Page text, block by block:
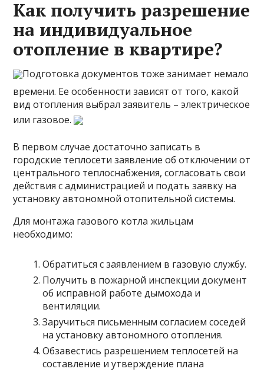
Как получить разрешение
на индивидуальное
отопление в квартире?
Подготовка документов тоже занимает немало
времени. Ее особенности зависят от того, какой
вид отопления выбрал заявитель – электрическое
или газовое.
В первом случае достаточно записать в
городские теплосети заявление об отключении от
центрального теплоснабжения, согласовать свои
действия с администрацией и подать заявку на
установку автономной отопительной системы.
Для монтажа газового котла жильцам
необходимо:
Обратиться с заявлением в газовую службу.
Получить в пожарной инспекции документ
об исправной работе дымохода и
вентиляции.
Заручиться письменным согласием соседей
на установку автономного отопления.
Обзавестись разрешением теплосетей на
составление и утверждение плана